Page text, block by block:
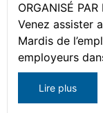
ORGANISÉ PAR
Venez assister
Mardis de
employeurs
Lire plus